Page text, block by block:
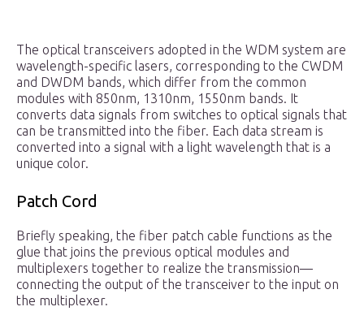
The optical transceivers adopted in the WDM system are
wavelength-specific lasers, corresponding to the CWDM
and DWDM bands, which differ from the common
modules with 850nm, 1310nm, 1550nm bands. It
converts data signals from switches to optical signals that
can be transmitted into the fiber. Each data stream is
converted into a signal with a light wavelength that is a
unique color.
Patch Cord
Briefly speaking, the fiber patch cable functions as the
glue that joins the previous optical modules and
multiplexers together to realize the transmission—
connecting the output of the transceiver to the input on
the multiplexer.